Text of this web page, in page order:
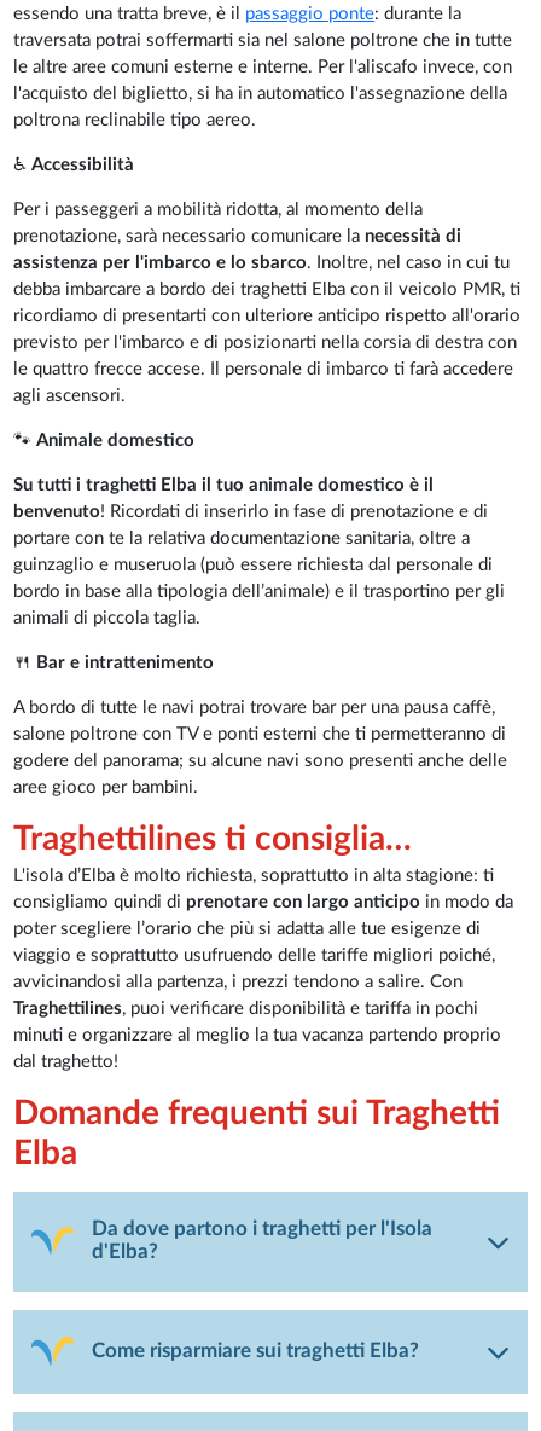
essendo una tratta breve, è il passaggio ponte: durante la
traversata potrai soffermarti sia nel salone poltrone che in tutte
le altre aree comuni esterne e interne. Per l'aliscafo invece, con
l'acquisto del biglietto, si ha in automatico l'assegnazione della
poltrona reclinabile tipo aereo.
♿Accessibilità
Per i passeggeri a mobilità ridotta, al momento della
prenotazione, sarà necessario comunicare la necessità di
assistenza per l'imbarco e lo sbarco. Inoltre, nel caso in cui tu
debba imbarcare a bordo dei traghetti Elba con il veicolo PMR, ti
ricordiamo di presentarti con ulteriore anticipo rispetto all'orario
previsto per l'imbarco e di posizionarti nella corsia di destra con
le quattro frecce accese. Il personale di imbarco ti farà accedere
agli ascensori.
🐾Animale domestico
Su tutti i traghetti Elba il tuo animale domestico è il
benvenuto! Ricordati di inserirlo in fase di prenotazione e di
portare con te la relativa documentazione sanitaria, oltre a
guinzaglio e museruola (può essere richiesta dal personale di
bordo in base alla tipologia dell’animale) e il trasportino per gli
animali di piccola taglia.
🍴 Bar e intrattenimento
A bordo di tutte le navi potrai trovare bar per una pausa caffè,
salone poltrone con TV e ponti esterni che ti permetteranno di
godere del panorama; su alcune navi sono presenti anche delle
aree gioco per bambini.
Traghettilines ti consiglia…
L'isola d’Elba è molto richiesta, soprattutto in alta stagione: ti
consigliamo quindi di prenotare con largo anticipo in modo da
poter scegliere l’orario che più si adatta alle tue esigenze di
viaggio e soprattutto usufruendo delle tariffe migliori poiché,
avvicinandosi alla partenza, i prezzi tendono a salire. Con
Traghettilines, puoi verificare disponibilità e tariffa in pochi
minuti e organizzare al meglio la tua vacanza partendo proprio
dal traghetto!
Domande frequenti sui Traghetti
Elba
Da dove partono i traghetti per l'Isola
d'Elba?
Come risparmiare sui traghetti Elba?